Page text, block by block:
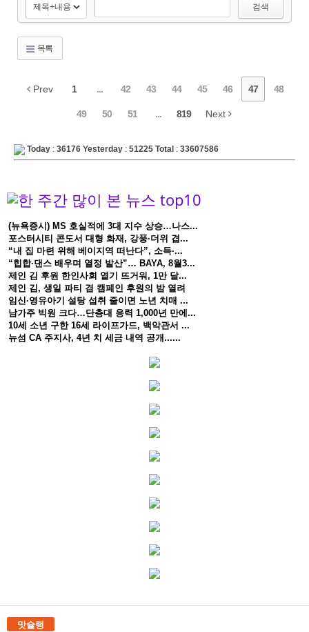
검색
목록
Prev 1 ... 42 43 44 45 46 47 48
49 50 51 ... 819 Next
Today : 36176 Yesterday : 51225 Total : 33607586
(뉴욕증시) MS 호실적에 3대 지수 상승…나스...
포스터시티 콘도서 대형 화재, 강풍·더위 겹...
“내 집 마련 위해 베이지역 떠난다”, 소득·...
“힙합·댄스 배우며 열정 발산”… BAYA, 8월3...
제인 김 후원 한인사회 열기 뜨거워, 1만 달...
제인 김, 생일 파티 겸 캠페인 후원의 밤 열려
임신·영유아기 설탕 섭취 줄이면 노년 치매 ...
남가주 빅원 크다…단층대 응력 1,000년 만에...
10세 소년 구한 16세 라이프가드, 백악관서 ...
뉴섬 CA 주지사, 4년 치 세금 내역 공개......
맛슐랭